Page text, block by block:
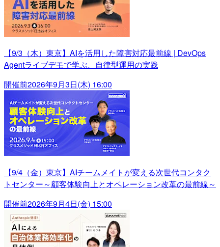
【9/3（木）東京】AIを活用した障害対応最前線 | DevOps
Agentライブデモで学ぶ、自律型運用の実践
開催前2026年9月3日(木) 16:00
【9/4（金）東京】AIチームメイトが変える次世代コンタク
トセンター～顧客体験向上とオペレーション改革の最前線～
開催前2026年9月4日(金) 15:00